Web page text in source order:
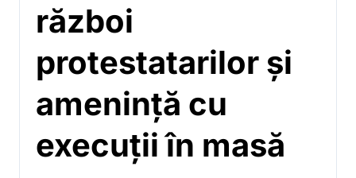
război
protestatarilor și
amenință cu
execuții în masă